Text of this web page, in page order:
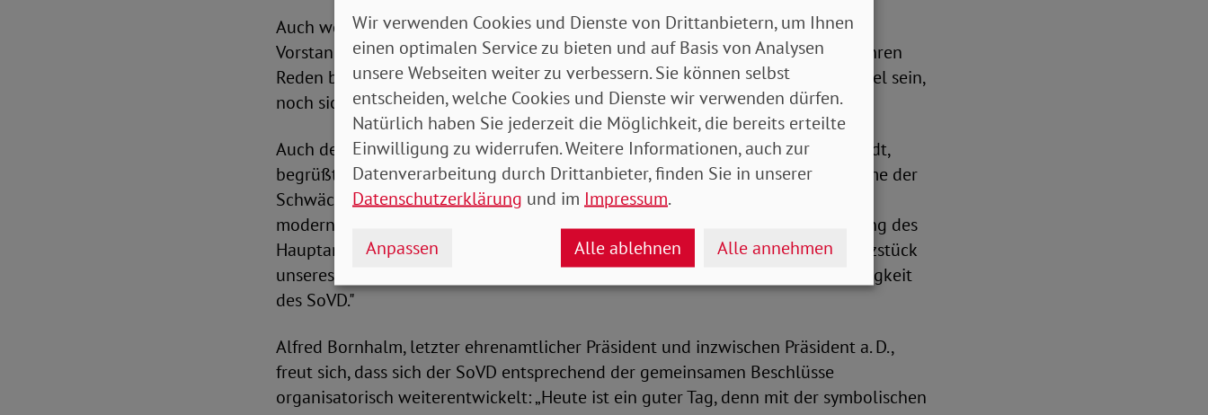
Auch wenn die Leitung des SoVD nun in den Händen des hauptamtlichen
Vorstandsduos Michaela Engelmeier und Matthias Neiß liegt, haben beide in ihren
Reden betont, welch wichtige Rolle das Ehrenamt hat. Außerdem müsse das Ziel sein,
noch sichtbarer zu werden.
Auch der Vorsitzende des neu geschaffenen Verbandsrates, Bernhard Sackarendt,
begrüßt den Modernisierungsprozess des SoVD: "Der SoVD setzt sich als Stimme der
Schwächsten ein. Mit einer grundlegenden Reform haben wir den Verband
modernisiert, um schnell und dauerhaft öffentlich wirksam zu sein. Die Stärkung des
Hauptamts erweitert die Spielräume für ehrenamtliches Engagement, das Herzstück
unseres Wirkens. Indem wir das Ehrenamt fördern, sichern wir die Zukunftsfähigkeit
des SoVD."
Alfred Bornhalm, letzter ehrenamtlicher Präsident und inzwischen Präsident a. D.,
freut sich, dass sich der SoVD entsprechend der gemeinsamen Beschlüsse
organisatorisch weiterentwickelt: „Heute ist ein guter Tag, denn mit der symbolischen
Wir verwenden Cookies und Dienste von Drittanbietern, um Ihnen
einen optimalen Service zu bieten und auf Basis von Analysen
unsere Webseiten weiter zu verbessern. Sie können selbst
entscheiden, welche Cookies und Dienste wir verwenden dürfen.
Natürlich haben Sie jederzeit die Möglichkeit, die bereits erteilte
Einwilligung zu widerrufen. Weitere Informationen, auch zur
Datenverarbeitung durch Drittanbieter, finden Sie in unserer
Datenschutzerklärung und im Impressum.
Anpassen Alle ablehnen Alle annehmen